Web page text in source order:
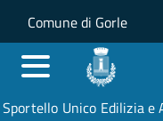
Salta al
Skip to site
Comune di Gorle
Sportello Unico Edilizia